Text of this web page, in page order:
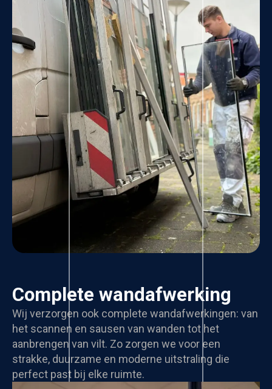
Complete wandafwerking
Wij verzorgen ook complete wandafwerkingen: van
het scannen en sausen van wanden tot het
aanbrengen van vilt. Zo zorgen we voor een
strakke, duurzame en moderne uitstraling die
perfect past bij elke ruimte.